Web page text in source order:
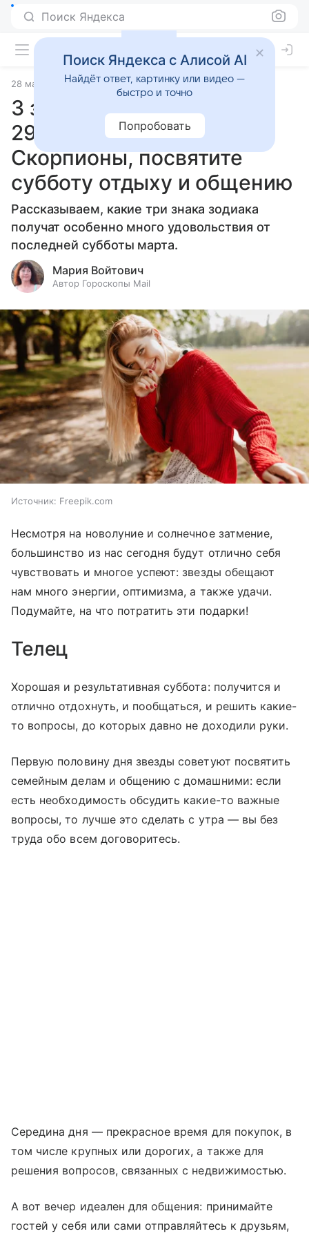
Поиск Яндекса
28 марта 2025 Статьи
3 знака, которым повезет
29 марта 2025 года:
Скорпионы, посвятите
субботу отдыху и общению
Рассказываем, какие три знака зодиака
получат особенно много удовольствия от
последней субботы марта.
Мария Войтович
Автор Гороскопы Mail
Источник: Freepik.com
Несмотря на новолуние и солнечное затмение,
большинство из нас сегодня будут отлично себя
чувствовать и многое успеют: звезды обещают
нам много энергии, оптимизма, а также удачи.
Подумайте, на что потратить эти подарки!
Телец
Хорошая и результативная суббота: получится и
отлично отдохнуть, и пообщаться, и решить какие-
то вопросы, до которых давно не доходили руки.
Первую половину дня звезды советуют посвятить
семейным делам и общению с домашними: если
есть необходимость обсудить какие-то важные
вопросы, то лучше это сделать с утра — вы без
труда обо всем договоритесь.
Середина дня — прекрасное время для покупок, в
том числе крупных или дорогих, а также для
решения вопросов, связанных с недвижимостью.
А вот вечер идеален для общения: принимайте
гостей у себя или сами отправляйтесь к друзьям,
Поиск Яндекса с Алисой AI
Найдёт ответ, картинку или видео —
быстро и точно
Попробовать